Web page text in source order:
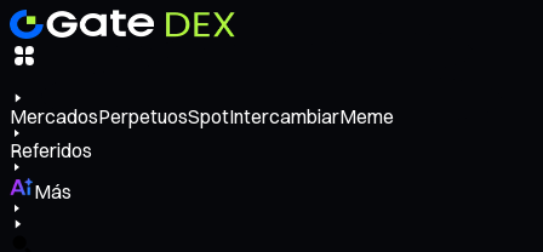
MercadosPerpetuosSpotIntercambiarMeme
Referidos
Más